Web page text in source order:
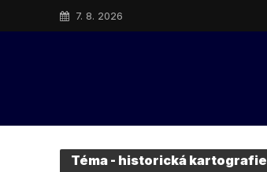
7. 8. 2026
Téma - historická kartografie